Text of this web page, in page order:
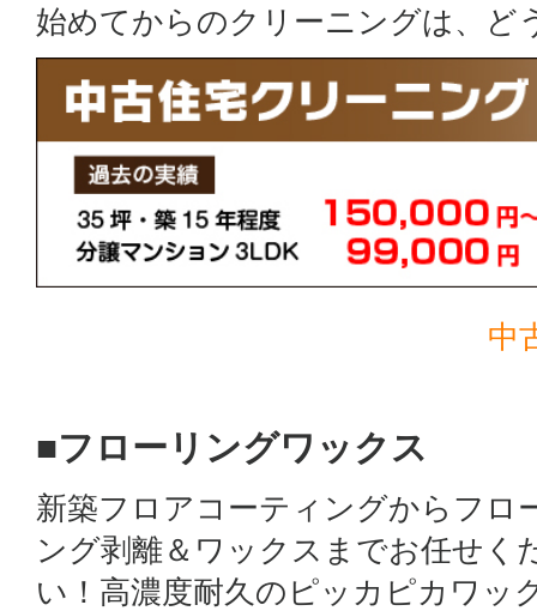
始めてからのクリーニングは、ど
中
■フローリングワックス
新築フロアコーティングからフロ
ング剥離＆ワックスまでお任せく
い！高濃度耐久のピッカピカワッ